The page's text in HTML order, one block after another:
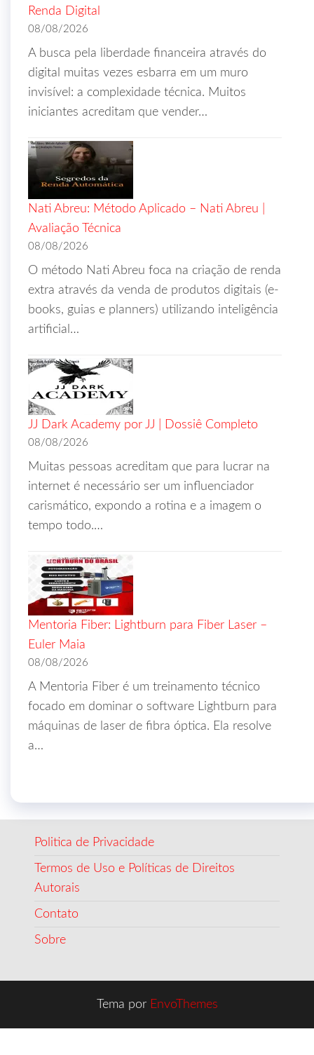
Renda Digital
08/08/2026
A busca pela liberdade financeira através do
digital muitas vezes esbarra em um muro
invisível: a complexidade técnica. Muitos
iniciantes acreditam que vender…
Nati Abreu: Método Aplicado – Nati Abreu |
Avaliação Técnica
08/08/2026
O método Nati Abreu foca na criação de renda
extra através da venda de produtos digitais (e-
books, guias e planners) utilizando inteligência
artificial…
JJ Dark Academy por JJ | Dossiê Completo
08/08/2026
Muitas pessoas acreditam que para lucrar na
internet é necessário ser um influenciador
carismático, expondo a rotina e a imagem o
tempo todo.…
Mentoria Fiber: Lightburn para Fiber Laser –
Euler Maia
08/08/2026
A Mentoria Fiber é um treinamento técnico
focado em dominar o software Lightburn para
máquinas de laser de fibra óptica. Ela resolve
a…
Politica de Privacidade
Termos de Uso e Políticas de Direitos
Autorais
Contato
Sobre
Tema por EnvoThemes